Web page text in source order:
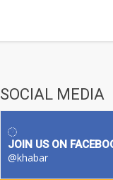
SOCIAL MEDIA
JOIN US ON
@khabar